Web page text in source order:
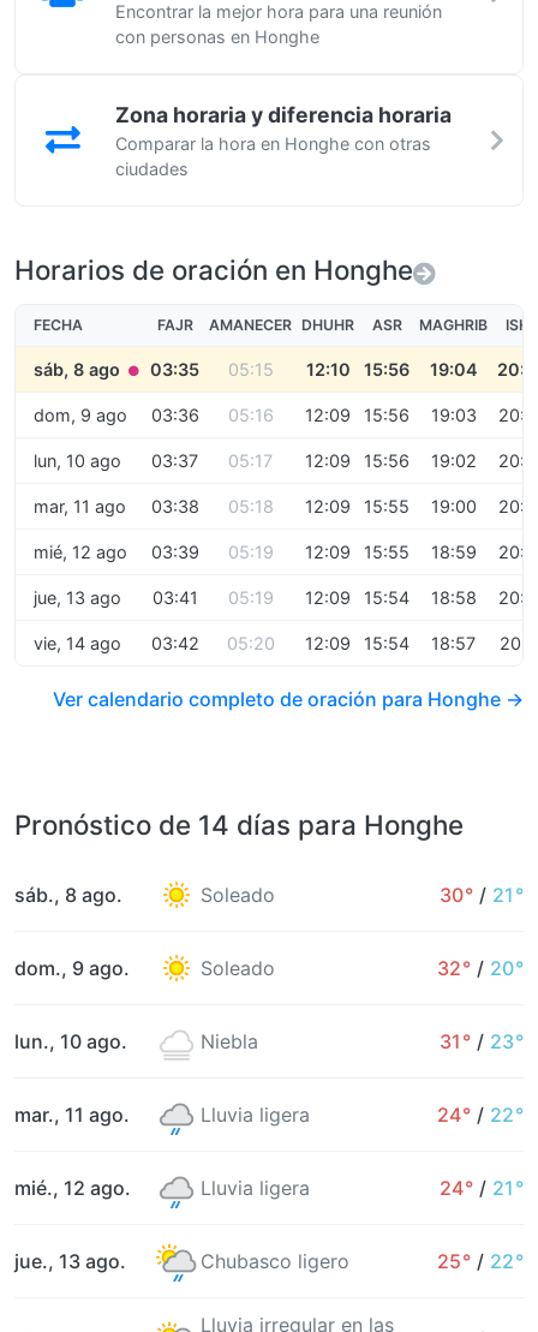
Encontrar la mejor hora para una reunión
con personas en Honghe
Zona horaria y diferencia horaria
Comparar la hora en Honghe con otras
ciudades
Horarios de oración en Honghe
FECHA FAJR AMANECER DHUHR ASR MAGHRIB
sáb, 8 ago ● 03:35 05:15 12:10 15:56 19:04
dom, 9 ago 03:36 05:16 12:09 15:56 19:03
lun, 10 ago 03:37 05:17 12:09 15:56 19:02
mar, 11 ago 03:38 05:18 12:09 15:55 19:00
mié, 12 ago 03:39 05:19 12:09 15:55 18:59
jue, 13 ago 03:41 05:19 12:09 15:54 18:58
vie, 14 ago 03:42 05:20 12:09 15:54 18:57
Ver calendario completo de oración para Honghe →
Pronóstico de 14 días para Honghe
sáb., 8 ago. Soleado 30° / 21°
dom., 9 ago. Soleado 32° / 20°
lun., 10 ago. Niebla 31° / 23°
mar., 11 ago. Lluvia ligera 24° / 22°
mié., 12 ago. Lluvia ligera 24° / 21°
jue., 13 ago. Chubasco ligero 25° / 22°
Lluvia irregular en las